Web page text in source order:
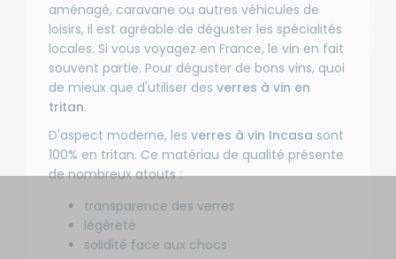
aménagé, caravane ou autres véhicules de
loisirs, il est agréable de déguster les spécialités
locales. Si vous voyagez en France, le vin en fait
souvent partie. Pour déguster de bons vins, quoi
de mieux que d'utiliser des verres à vin en
tritan.
D'aspect moderne, les verres à vin Incasa sont
100% en tritan. Ce matériau de qualité présente
de nombreux atouts :
transparence des verres
légèreté
solidité face aux chocs